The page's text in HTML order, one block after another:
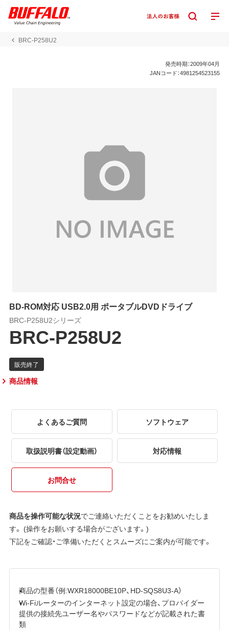
BRC-P258U2
発売時期：2009年04月
JANコード：4981254523155
BD-ROM対応 USB2.0用 ポータブルDVDドライブ
BRC-P258U2シリーズ
BRC-P258U2
商品情報
よくあるご質問 ソフトウェア
取扱説明書（設定動画） 対応情報
お問合せ
商品を操作可能な状況でご連絡いただくことをお勧めいたしま
す。 (操作をお願いする場合がございます。)
下記をご確認・ご準備いただくとスムーズにご案内が可能です。
商品の型番（例:WXR18000BE10P、HD-SQS8U3-A）
Wi-Fiルーターのインターネット設定の場合、プロバイダー
提供の接続先ユーザー名やパスワードなどが記載された書
類